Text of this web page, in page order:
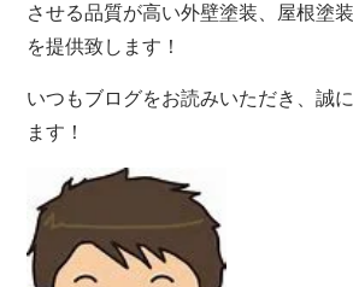
させる品質が高い外壁塗装、屋根塗
を提供致します！
いつもブログをお読みいただき、誠
ます！